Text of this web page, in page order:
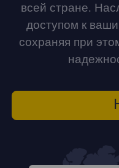
всей стране.
доступом к
сохраняя при